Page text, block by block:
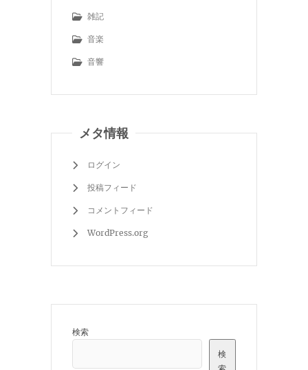
雑記
音楽
音響
メタ情報
ログイン
投稿フィード
コメントフィード
WordPress.org
検索
検